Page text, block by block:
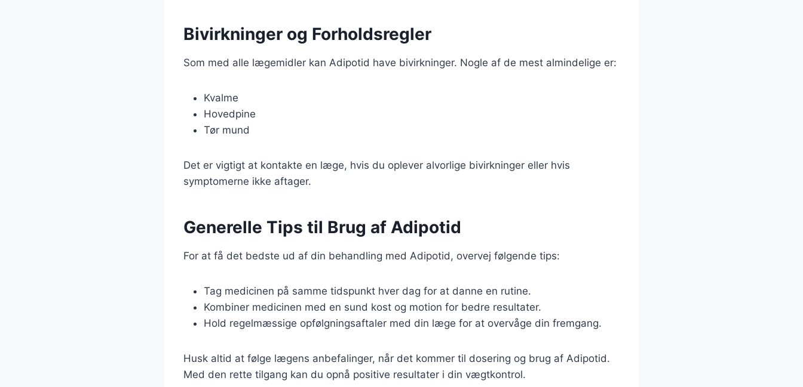
Bivirkninger og Forholdsregler
Som med alle lægemidler kan Adipotid have bivirkninger. Nogle af de mest almindelige er:
Kvalme
Hovedpine
Tør mund
Det er vigtigt at kontakte en læge, hvis du oplever alvorlige bivirkninger eller hvis
symptomerne ikke aftager.
Generelle Tips til Brug af Adipotid
For at få det bedste ud af din behandling med Adipotid, overvej følgende tips:
Tag medicinen på samme tidspunkt hver dag for at danne en rutine.
Kombiner medicinen med en sund kost og motion for bedre resultater.
Hold regelmæssige opfølgningsaftaler med din læge for at overvåge din fremgang.
Husk altid at følge lægens anbefalinger, når det kommer til dosering og brug af Adipotid.
Med den rette tilgang kan du opnå positive resultater i din vægtkontrol.